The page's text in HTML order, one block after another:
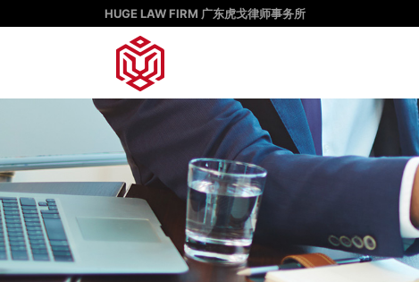
HUGE LAW FIRM 广东虎戈律师事务所